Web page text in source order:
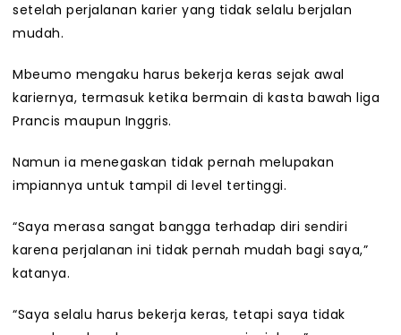
setelah perjalanan karier yang tidak selalu berjalan
mudah.
Mbeumo mengaku harus bekerja keras sejak awal
kariernya, termasuk ketika bermain di kasta bawah liga
Prancis maupun Inggris.
Namun ia menegaskan tidak pernah melupakan
impiannya untuk tampil di level tertinggi.
“Saya merasa sangat bangga terhadap diri sendiri
karena perjalanan ini tidak pernah mudah bagi saya,”
katanya.
“Saya selalu harus bekerja keras, tetapi saya tidak